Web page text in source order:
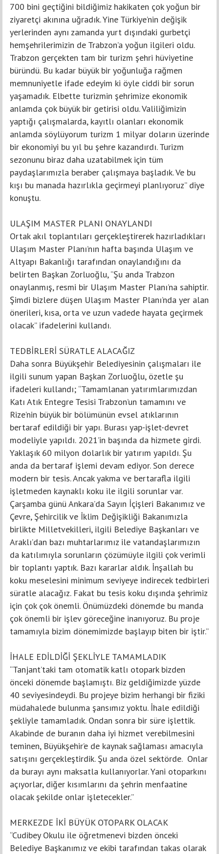
700 bini geçtiğini bildiğimiz hakikaten çok yoğun bir
ziyaretçi akınına uğradık. Yine Türkiye’nin değişik
yerlerinden aynı zamanda yurt dışındaki gurbetçi
hemşehrilerimizin de Trabzon’a yoğun ilgileri oldu.
Trabzon gerçekten tam bir turizm şehri hüviyetine
büründü. Bu kadar büyük bir yoğunluğa rağmen
memnuniyetle ifade edeyim ki öyle ciddi bir sorun
yaşamadık. Elbette turizmin şehrimize ekonomik
anlamda çok büyük bir getirisi oldu. Valiliğimizin
yaptığı çalışmalarda, kayıtlı olanları ekonomik
anlamda söylüyorum turizm 1 milyar doların üzerinde
bir ekonomiyi bu yıl bu şehre kazandırdı. Turizm
sezonunu biraz daha uzatabilmek için tüm
paydaşlarımızla beraber çalışmaya başladık. Ve bu
kışı bu manada hazırlıkla geçirmeyi planlıyoruz” diye
konuştu.
ULAŞIM MASTER PLANI ONAYLANDI
Ortak akıl toplantıları gerçekleştirerek hazırladıkları
Ulaşım Master Planı’nın hafta başında Ulaşım ve
Altyapı Bakanlığı tarafından onaylandığını da
belirten Başkan Zorluoğlu, “Şu anda Trabzon
onaylanmış, resmi bir Ulaşım Master Planı’na sahiptir.
Şimdi bizlere düşen Ulaşım Master Planı’nda yer alan
önerileri, kısa, orta ve uzun vadede hayata geçirmek
olacak” ifadelerini kullandı.
TEDBİRLERİ SÜRATLE ALACAĞIZ
Daha sonra Büyükşehir Belediyesinin çalışmaları ile
ilgili sunum yapan Başkan Zorluoğlu, özetle şu
ifadeleri kullandı; “Tamamlanan yatırımlarımızdan
Katı Atık Entegre Tesisi Trabzon’un tamamını ve
Rize’nin büyük bir bölümünün evsel atıklarının
bertaraf edildiği bir yapı. Burası yap-işlet-devret
modeliyle yapıldı. 2021’in başında da hizmete girdi.
Yaklaşık 60 milyon dolarlık bir yatırım yapıldı. Şu
anda da bertaraf işlemi devam ediyor. Son derece
modern bir tesis. Ancak yakma ve bertarafla ilgili
işletmeden kaynaklı koku ile ilgili sorunlar var.
Çarşamba günü Ankara’da Sayın İçişleri Bakanımız ve
Çevre, Şehircilik ve İklim Değişikliği Bakanımızla
birlikte Milletvekilleri, ilgili Belediye Başkanları ve
Araklı’dan bazı muhtarlarımız ile vatandaşlarımızın
da katılımıyla sorunların çözümüyle ilgili çok verimli
bir toplantı yaptık. Bazı kararlar aldık. İnşallah bu
koku meselesini minimum seviyeye indirecek tedbirleri
süratle alacağız. Fakat bu tesis koku dışında şehrimiz
için çok çok önemli. Önümüzdeki dönemde bu manda
çok önemli bir işlev göreceğine inanıyoruz. Bu proje
tamamıyla bizim dönemimizde başlayıp biten bir iştir.”
İHALE EDİLDİĞİ ŞEKLİYLE TAMAMLADIK
“Tanjant’taki tam otomatik katlı otopark bizden
önceki dönemde başlamıştı. Biz geldiğimizde yüzde
40 seviyesindeydi. Bu projeye bizim herhangi bir fiziki
müdahalede bulunma şansımız yoktu. İhale edildiği
şekliyle tamamladık. Ondan sonra bir süre işlettik.
Akabinde de buranın daha iyi hizmet verebilmesini
teminen, Büyükşehir’e de kaynak sağlaması amacıyla
satışını gerçekleştirdik. Şu anda özel sektörde. Onlar
da burayı aynı maksatla kullanıyorlar. Yani otoparkını
açıyorlar, diğer kısımlarını da şehrin menfaatine
olacak şekilde onlar işletecekler.”
MERKEZDE İKİ BÜYÜK OTOPARK OLACAK
“Cudibey Okulu ile öğretmenevi bizden önceki
Belediye Başkanımız ve ekibi tarafından takas olarak